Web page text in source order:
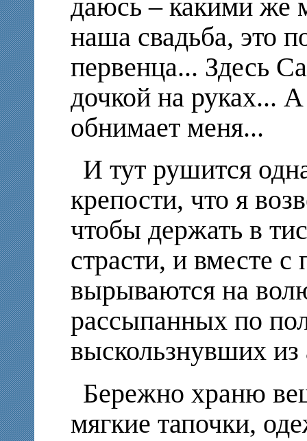
даюсь – какими
наша свадьба, это
первенца... Здесь
дочкой на руках...
обнимает меня...
И тут рушится
крепости, что я
чтобы держать в
страсти, и вместе с
вырываются на
рассыпанных по
выскользнувших из
Бережно храню
мягкие тапочки,